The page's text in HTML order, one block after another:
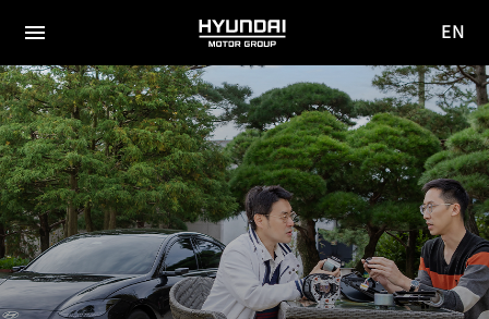
전체
메뉴
HYUNDAI
MOTOR
GROUP
사이
이동
EN